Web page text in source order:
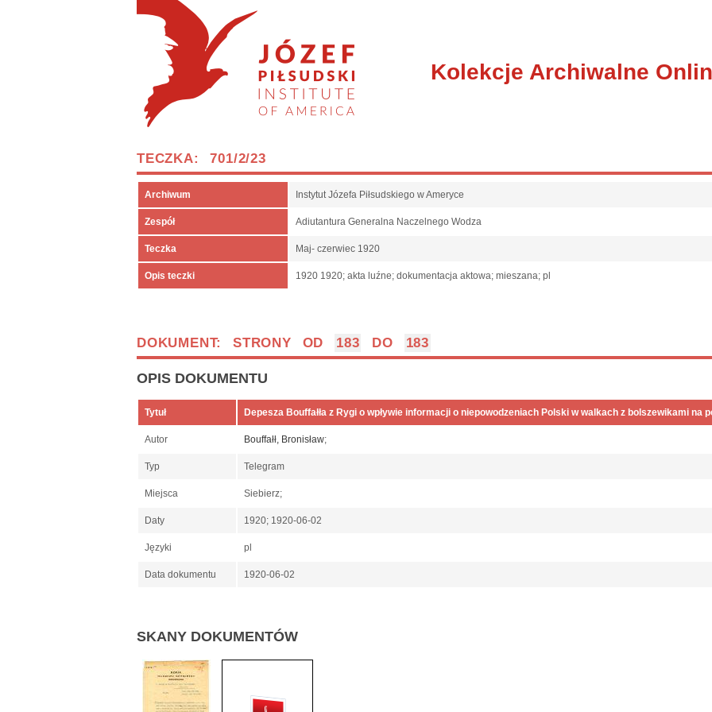
Kolekcje Archiwalne
TECZKA: 701/2/23
Archiwum Instytut Józefa Piłsudskiego w Ameryce
Zespół Adiutantura Generalna Naczelnego Wodza
Teczka Maj- czerwiec 1920
Opis teczki 1920 1920; akta luźne; dokumentacja aktowa; mieszana; pl
DOKUMENT: STRONY OD 183 DO 183
OPIS DOKUMENTU
Tytuł Depesza Bouffałła z Rygi o wpływie informacji o niepowodzeniach Polski w walkach z bolszewikami na
Autor Bouffałł, Bronisław;
Typ Telegram
Miejsca Siebierz;
Daty 1920; 1920-06-02
Języki pl
Data dokumentu 1920-06-02
SKANY DOKUMENTÓW